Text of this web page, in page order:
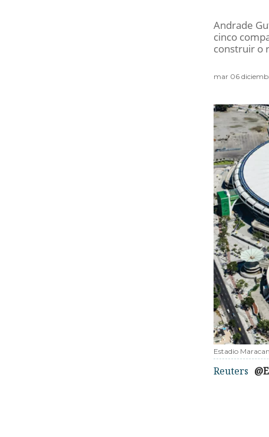
Andrade
cinco
construir o
mar 06
Estadio
Reuters